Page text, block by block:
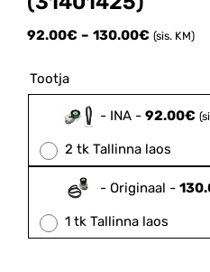
92.00€ – 130.00€ Price
through
130.00€
(sis. KM)
Tootja
- INA - 92.00€
2 tk Tallinna laos
- Originaal -
1 tk Tallinna laos